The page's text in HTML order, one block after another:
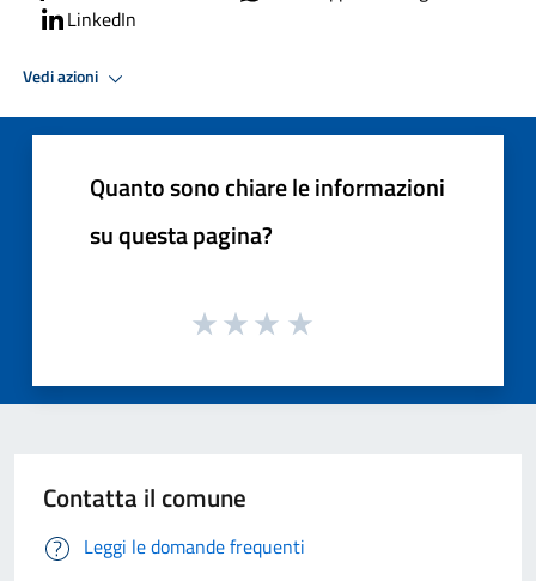
LinkedIn
Vedi azioni
Quanto sono chiare le informazioni
su questa pagina?
Contatta il comune
Leggi le domande frequenti